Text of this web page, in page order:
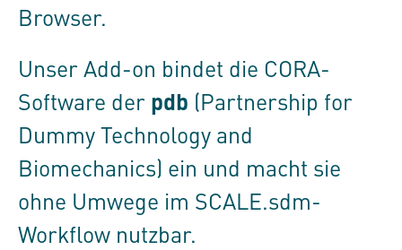
Browser.
Unser Add-on bindet die CORA-
Software der pdb (Partnership for
Dummy Technology and
Biomechanics) ein und macht sie
ohne Umwege im SCALE.sdm-
Workflow nutzbar.